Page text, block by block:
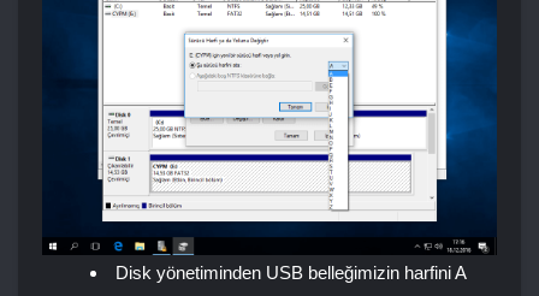
Disk yönetiminden USB belleğimizin harfiniA